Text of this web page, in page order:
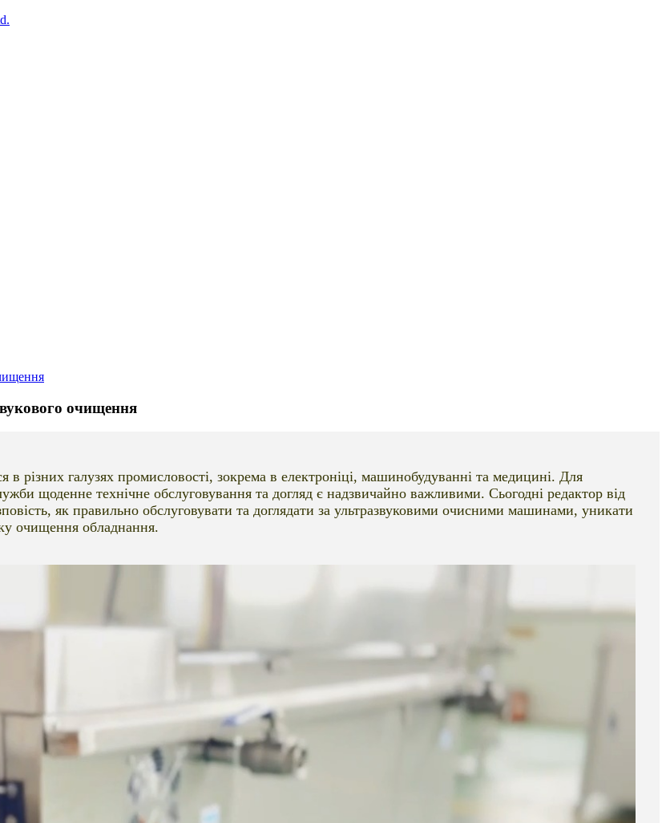
очищення
в різних галузях промисловості, зокрема в електроніці, машинобудуванні та медицині. Для
щоденне технічне обслуговування та догляд є надзвичайно важливими. Сьогодні редактор від
як правильно обслуговувати та доглядати за ультразвуковими очисними машинами, уникати
очищення обладнання.